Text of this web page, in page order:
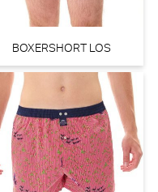
BOXERSHORT LOS